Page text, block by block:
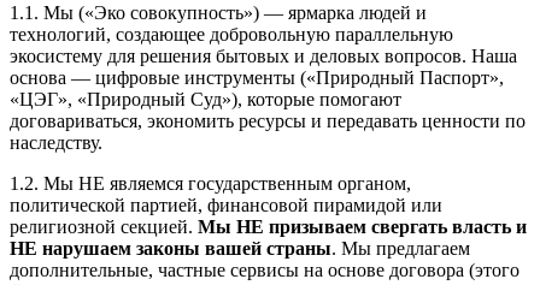
1.1. Мы («Эко совокупность») — ярмарка людей и
технологий, создающее добровольную параллельную
экосистему для решения бытовых и деловых вопросов. Наша
основа — цифровые инструменты («Природный Паспорт»,
«ЦЭГ», «Природный Суд»), которые помогают
договариваться, экономить ресурсы и передавать ценности по
наследству.
1.2. Мы НЕ являемся государственным органом,
политической партией, финансовой пирамидой или
религиозной секцией. Мы НЕ призываем свергать власть и
НЕ нарушаем законы вашей страны. Мы предлагаем
дополнительные, частные сервисы на основе договора (этого